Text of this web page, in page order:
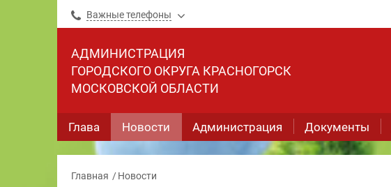
Важные телефоны
АДМИНИСТРАЦИЯ
ГОРОДСКОГО ОКРУГА КРАСНОГОРСК
МОСКОВСКОЙ ОБЛАСТИ
Глава Новости Администрация Документы
Главная Новости